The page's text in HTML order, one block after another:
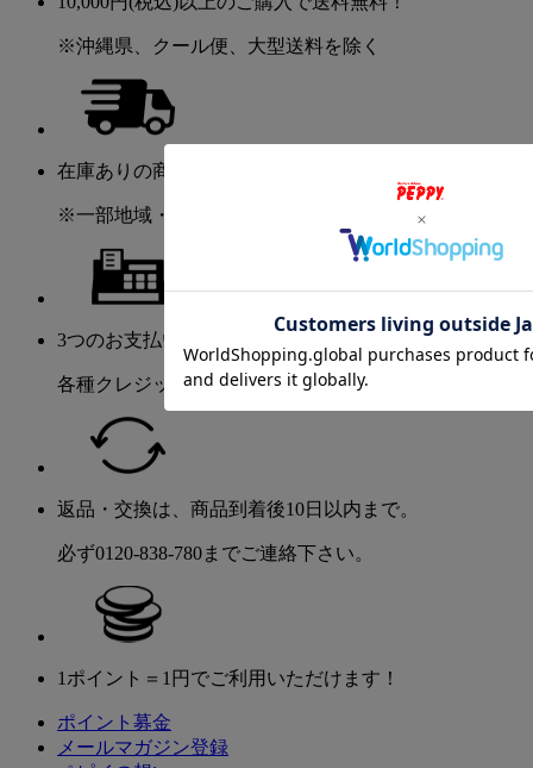
※沖縄県、クール便、大型送料を除く
在庫ありの商品は2～5日程度でお届け！
※一部地域・商品を除く
3つのお支払い方法が選べます。
各種クレジット・振込・代金引換
返品・交換は、商品到着後10日以内まで。
必ず0120-838-780までご連絡下さい。
1ポイント＝1円でご利用いただけます！
ポイント募金
メールマガジン登録